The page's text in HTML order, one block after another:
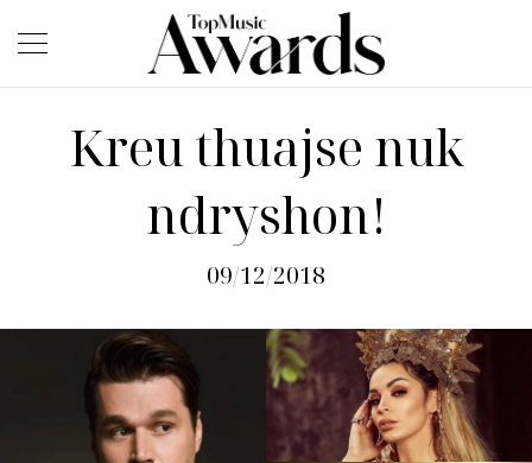
Kreu thuajse nuk
ndryshon!
09/12/2018